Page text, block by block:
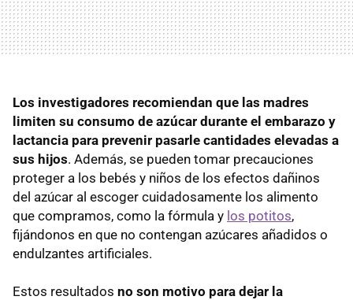
Los investigadores recomiendan que las madres
limiten su consumo de azúcar durante el embarazo y
lactancia para prevenir pasarle cantidades elevadas a
sus hijos. Además, se pueden tomar precauciones
proteger a los bebés y niños de los efectos dañinos
del azúcar al escoger cuidadosamente los alimento
que compramos, como la fórmula y los potitos,
fijándonos en que no contengan azúcares añadidos o
endulzantes artificiales.
Estos resultados no son motivo para dejar la